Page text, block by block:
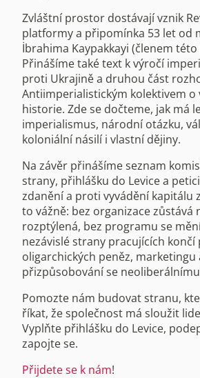
Zvláštní prostor dostávají vznik
platformy a připomínka 53 let od
İbrahima Kaypakkayi (členem
Přinášíme také text k výročí
proti Ukrajině a druhou část
Antiimperialistickým kolektivem o
historie. Zde se dočteme, jak má
imperialismus, národní otázku,
koloniální násilí i vlastní dějiny.
Na závěr přinášíme seznam
strany, přihlášku do Levice a
zdanění a proti vyvádění kapitálu
to vážně: bez organizace zůstává
rozptýlená, bez programu se
nezávislé strany pracujících končí
oligarchických peněz, marketingu
přizpůsobování se
Pomozte nám budovat stranu,
říkat, že společnost má sloužit
Vyplňte přihlášku do Levice,
zapojte se.
Přijdete se k nám!